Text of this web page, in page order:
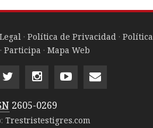
· Política de Privacidad · Política
· Participa · Mapa Web
2605-0269
Trestristestigres.com